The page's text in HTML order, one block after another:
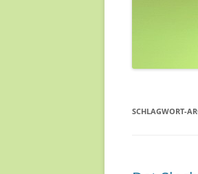
SCHLAGWORT-